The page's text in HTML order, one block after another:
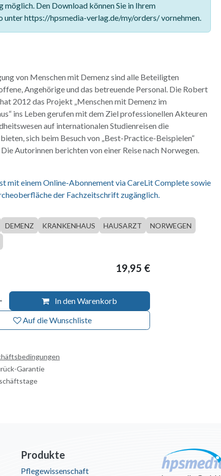
möglich. Den Download können Sie in Ihrem
unter https://hpsmedia-verlag.de/my/orders/ vornehmen.
von Menschen mit Demenz sind alle Beteiligten
Angehörige und das betreuende Personal. Die Robert
2012 das Projekt „Menschen mit Demenz im
ins Leben gerufen mit dem Ziel professionellen Akteuren
auf internationalen Studienreisen die
sich beim Besuch von „Best-Practice-Beispielen“
Autorinnen berichten von einer Reise nach Norwegen.
mit einem Online-Abonnement via CareLit Complete sowie
der Fachzeitschrift zugänglich.
DEMENZ KRANKENHAUS HAUSARZT
NORWEGEN
In den Warenkorb
Auf die Wunschliste
19,95 €
Garantie
Produkte
Pflegewissenschaft